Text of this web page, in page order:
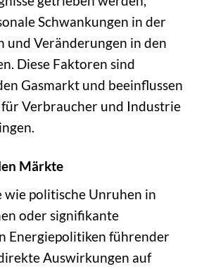
Schwankungen in der
und Veränderungen in den
Diese Faktoren sind
Gasmarkt und beeinflussen
Verbraucher und Industrie
Märkte
wie politische Unruhen in
oder signifikante
Energiepolitiken führender
Auswirkungen auf